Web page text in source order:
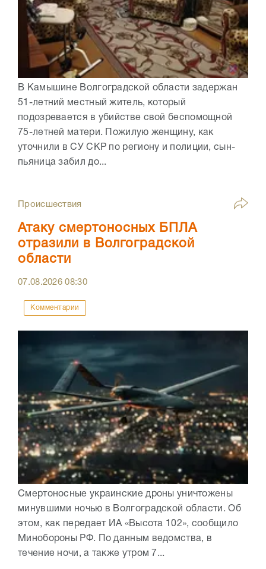
В Камышине Волгоградской области задержан
51-летний местный житель, который
подозревается в убийстве свой беспомощной
75-летней матери. Пожилую женщину, как
уточнили в СУ СКР по региону и полиции, сын-
пьяница забил до...
Происшествия
Атаку смертоносных БПЛА
отразили в Волгоградской
области
07.08.202608:30
Комментарии
Смертоносные украинские дроны уничтожены
минувшими ночью в Волгоградской области. Об
этом, как передает ИА «Высота 102», сообщило
Минобороны РФ. По данным ведомства, в
течение ночи, а также утром 7...